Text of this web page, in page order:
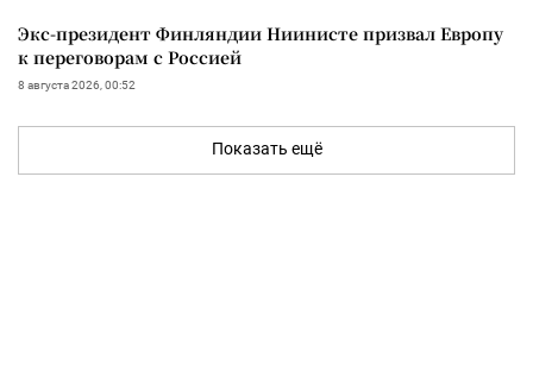
Экс-президент Финляндии Ниинисте призвал Европу
к переговорам с Россией
8 августа 2026, 00:52
Показать ещё